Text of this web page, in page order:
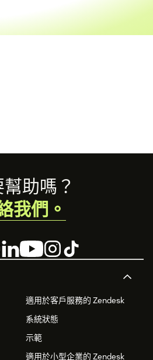
適用於客戶服務的 Zendesk
系統狀態
示範
適用於小型企業的 Zendesk
助嗎？
我們。